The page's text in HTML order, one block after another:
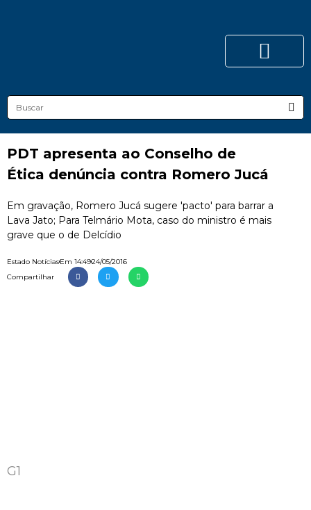
PDT apresenta ao Conselho de
Ética denúncia contra Romero Jucá
Em gravação, Romero Jucá sugere 'pacto' para barrar a
Lava Jato; Para Telmário Mota, caso do ministro é mais
grave que o de Delcídio
Estado NotíciasEm 14:4924/05/2016
Compartilhar
G1